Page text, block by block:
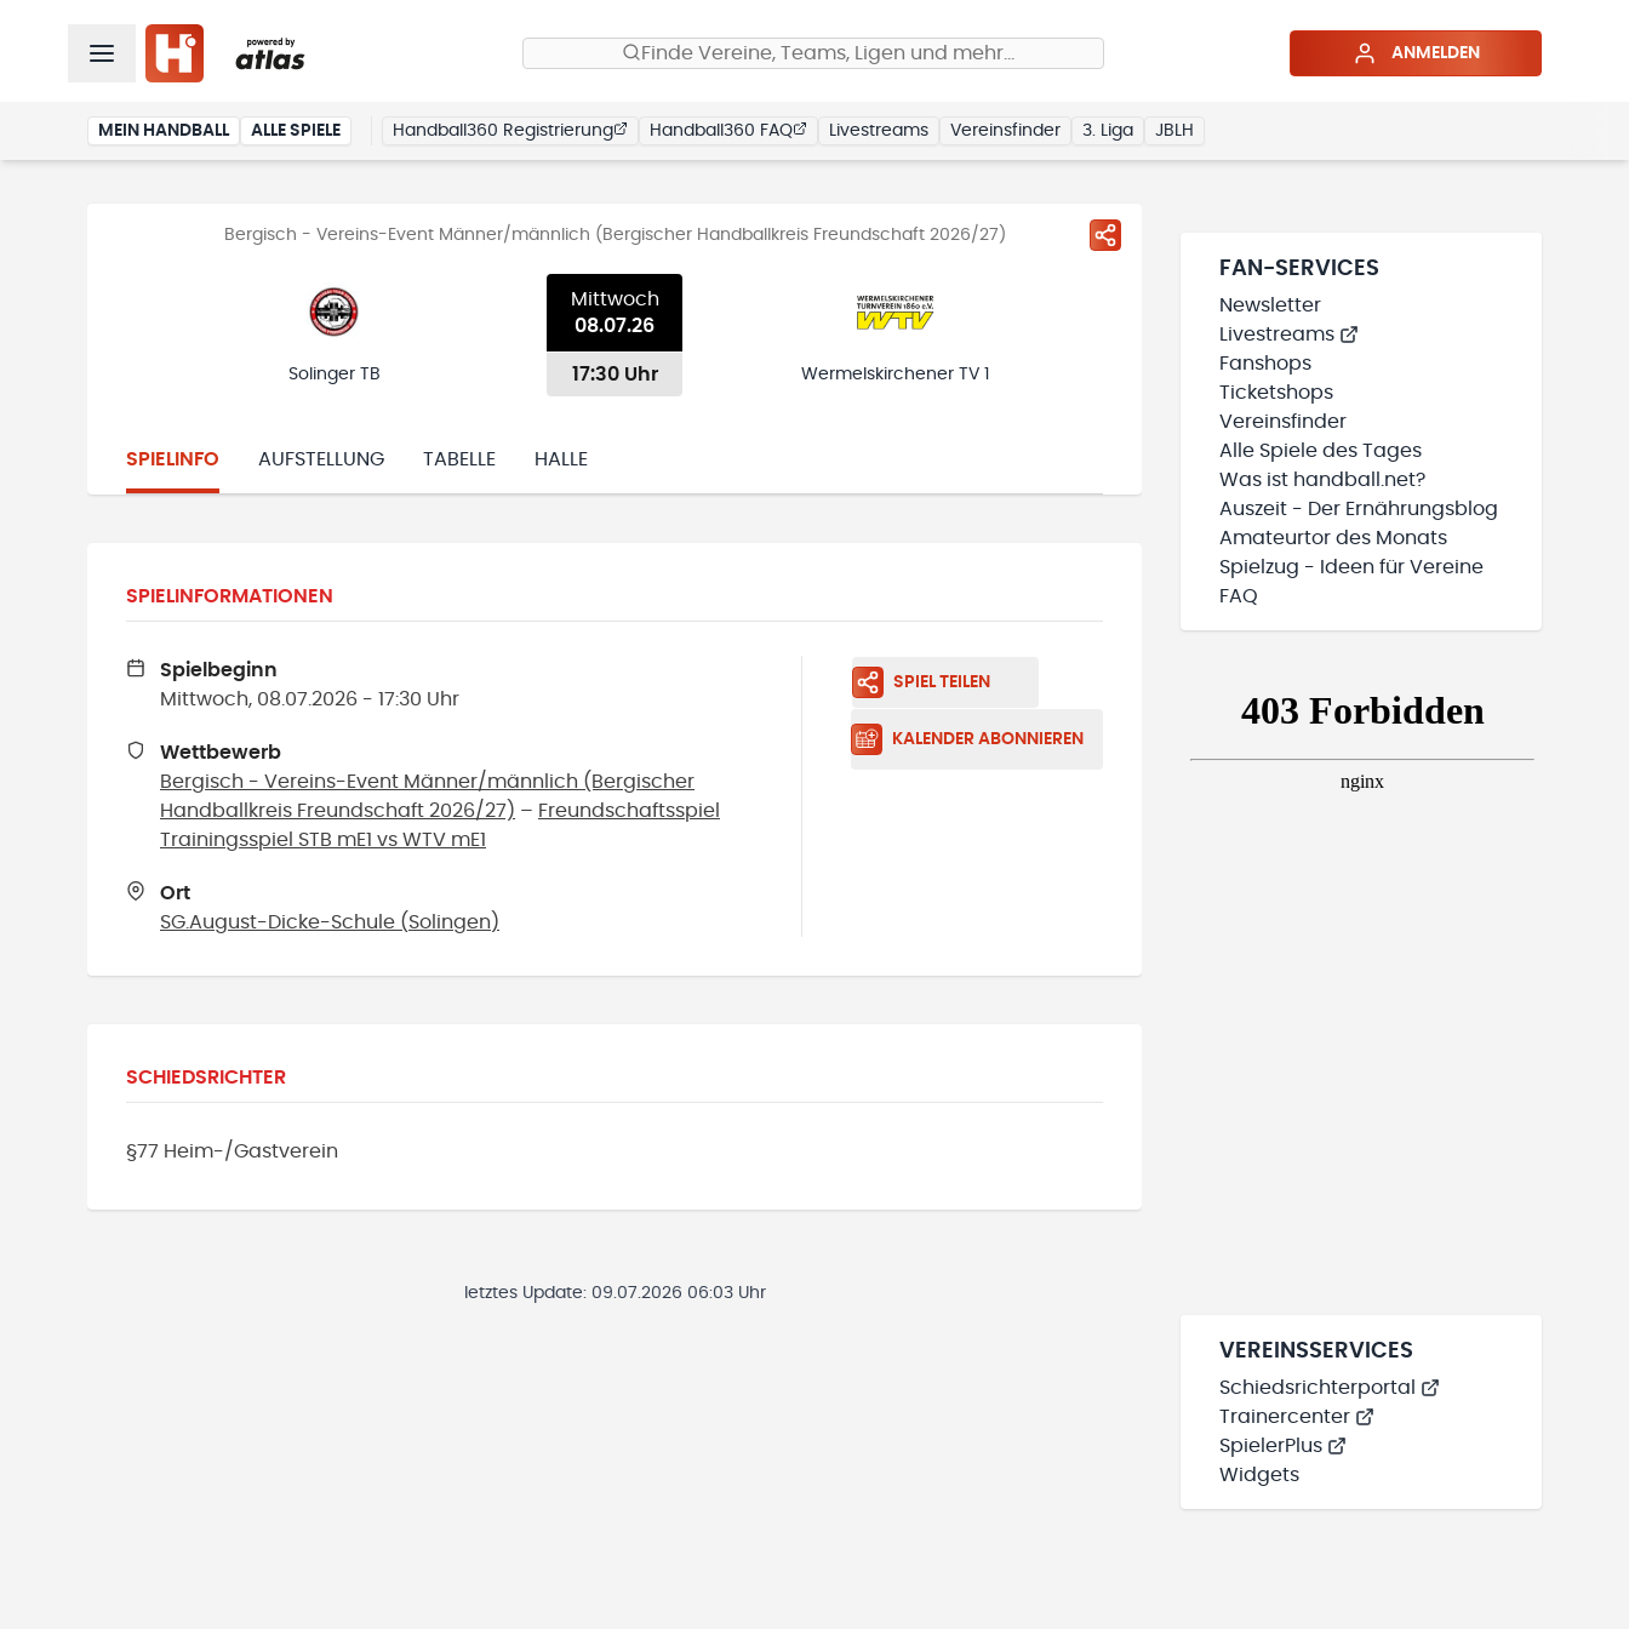
Finde Vereine, Teams, Ligen und mehr… ANMELDEN
MEIN HANDBALL ALLE SPIELE Handball360 Registrierung Handball360 FAQ Livestreams Vereinsfinder 3. Liga JBLH
Bergisch - Vereins-Event Männer/männlich (Bergischer Handballkreis Freundschaft 2026/27)
Solinger TB
Mittwoch
08.07.26
17:30 Uhr Wermelskirchener TV 1
SPIELINFO AUFSTELLUNG TABELLE HALLE
SPIELINFORMATIONEN
Spielbeginn
Mittwoch, 08.07.2026 - 17:30 Uhr
Wettbewerb
Bergisch - Vereins-Event Männer/männlich (Bergischer
Handballkreis Freundschaft 2026/27) – Freundschaftsspiel
Trainingsspiel STB mE1 vs WTV mE1
Ort
SG.August-Dicke-Schule ( Solingen )
SPIEL TEILEN
KALENDER ABONNIEREN
SCHIEDSRICHTER
§77 Heim-/Gastverein
letztes Update: 09.07.2026 06:03 Uhr
FAN-SERVICES
Newsletter
Livestreams
Fanshops
Ticketshops
Vereinsfinder
Alle Spiele des Tages
Was ist handball.net?
Auszeit - Der Ernährungsblog
Amateurtor des Monats
Spielzug - Ideen für Vereine
FAQ
VEREINSSERVICES
Schiedsrichterportal
Trainercenter
SpielerPlus
Widgets